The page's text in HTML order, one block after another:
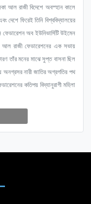
আল রাজী বিদেশে অবস্হান কালে
দেশে ফিরেই তিনি বিশ্ববিদ্যালয়ের
ফেডারেশন অব ইউনিভার্সিটি উইমেন
আল রাজী ফেডারেশনের এক সভায়
তাঁর মনের মাঝে সুপ্ত বাসনা ছিল
অনগ্রসর নারী জাতির অগ্রগতির পথ
কতিপয় বিদ্যানুরাগী মহিলা